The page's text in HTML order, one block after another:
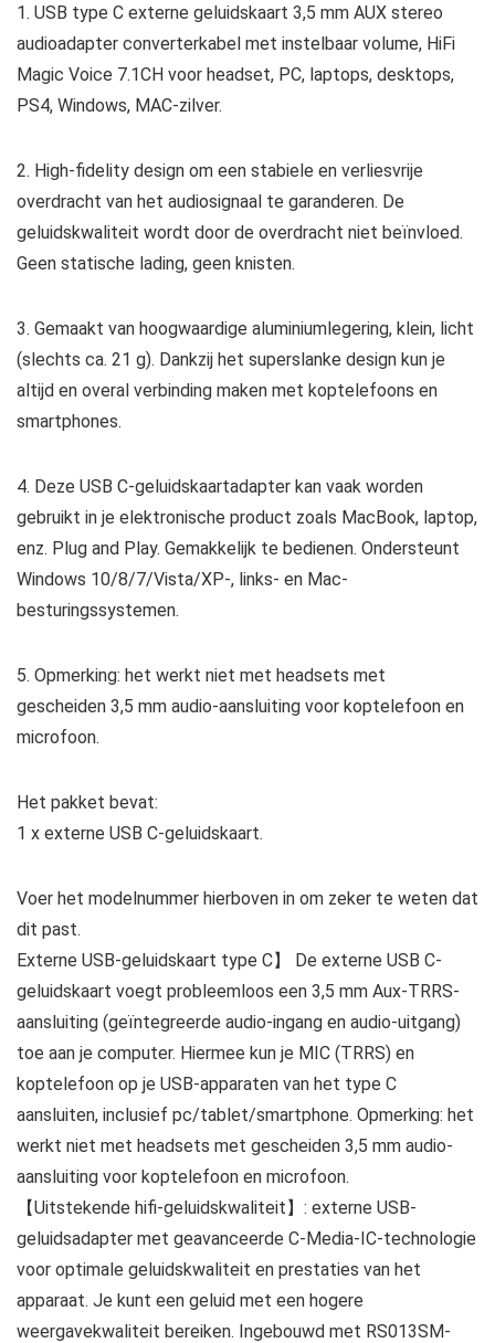
1. USB type C externe geluidskaart 3,5 mm AUX stereo
audioadapter converterkabel met instelbaar volume, HiFi
Magic Voice 7.1CH voor headset, PC, laptops, desktops,
PS4, Windows, MAC-zilver.
2. High-fidelity design om een stabiele en verliesvrije
overdracht van het audiosignaal te garanderen. De
geluidskwaliteit wordt door de overdracht niet beïnvloed.
Geen statische lading, geen knisten.
3. Gemaakt van hoogwaardige aluminiumlegering, klein, licht
(slechts ca. 21 g). Dankzij het superslanke design kun je
altijd en overal verbinding maken met koptelefoons en
smartphones.
4. Deze USB C-geluidskaartadapter kan vaak worden
gebruikt in je elektronische product zoals MacBook, laptop,
enz. Plug and Play. Gemakkelijk te bedienen. Ondersteunt
Windows 10/8/7/Vista/XP-, links- en Mac-
besturingssystemen.
5. Opmerking: het werkt niet met headsets met
gescheiden 3,5 mm audio-aansluiting voor koptelefoon en
microfoon.
Het pakket bevat:
1 x externe USB C-geluidskaart.
Voer het modelnummer hierboven in om zeker te weten dat
dit past.
Externe USB-geluidskaart type C】 De externe USB C-
geluidskaart voegt probleemloos een 3,5 mm Aux-TRRS-
aansluiting (geïntegreerde audio-ingang en audio-uitgang)
toe aan je computer. Hiermee kun je MIC (TRRS) en
koptelefoon op je USB-apparaten van het type C
aansluiten, inclusief pc/tablet/smartphone. Opmerking: het
werkt niet met headsets met gescheiden 3,5 mm audio-
aansluiting voor koptelefoon en microfoon.
【Uitstekende hifi-geluidskwaliteit】: externe USB-
geluidsadapter met geavanceerde C-Media-IC-technologie
voor optimale geluidskwaliteit en prestaties van het
apparaat. Je kunt een geluid met een hogere
weergavekwaliteit bereiken. Ingebouwd met RS013SM-